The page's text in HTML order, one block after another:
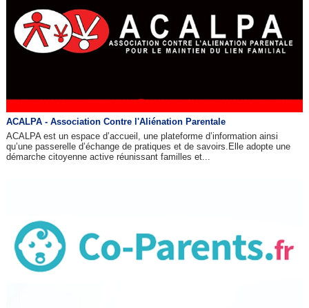
ACALPA - Association Contre l'Aliénation Parentale
ACALPA est un espace d’accueil, une plateforme d’information ainsi
qu’une passerelle d’échange de pratiques et de savoirs.Elle adopte une
démarche citoyenne active réunissant familles et...